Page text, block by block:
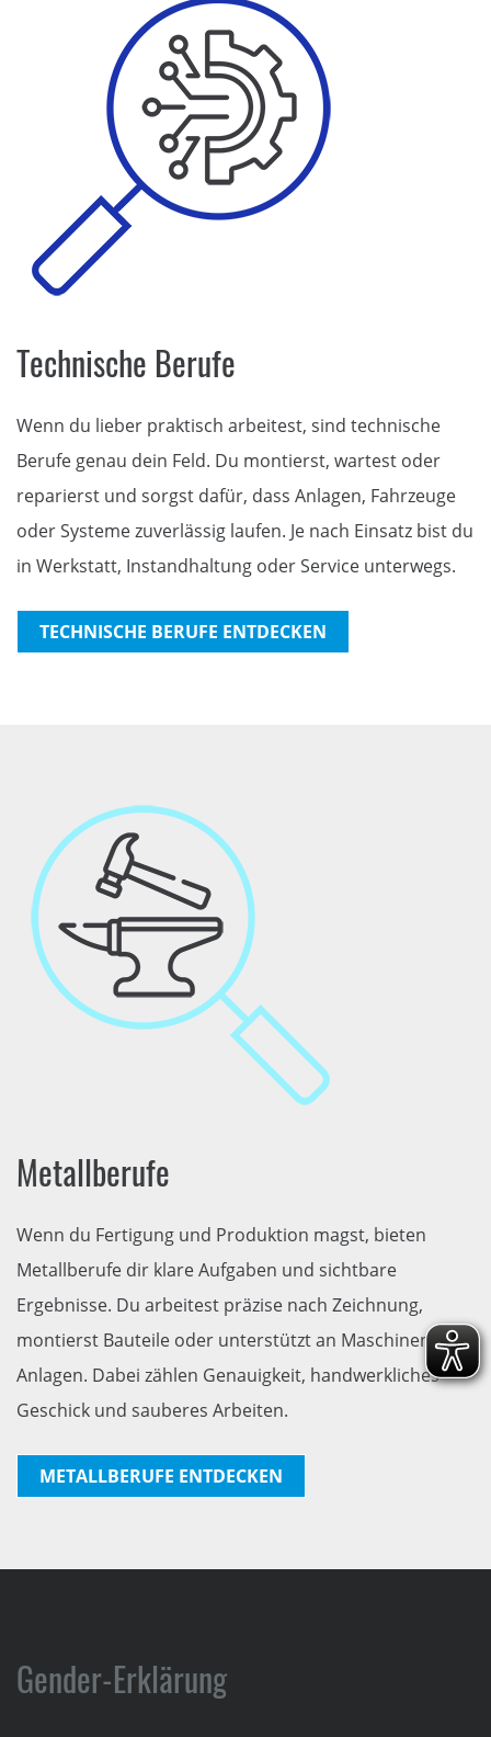
Technische Berufe
Wenn du lieber praktisch arbeitest, sind technische
Berufe genau dein Feld. Du montierst, wartest oder
reparierst und sorgst dafür, dass Anlagen, Fahrzeuge
oder Systeme zuverlässig laufen. Je nach Einsatz bist du
in Werkstatt, Instandhaltung oder Service unterwegs.
TECHNISCHE BERUFE ENTDECKEN
Metallberufe
Wenn du Fertigung und Produktion magst, bieten
Metallberufe dir klare Aufgaben und sichtbare
Ergebnisse. Du arbeitest präzise nach Zeichnung,
montierst Bauteile oder unterstützt an Maschinen und
Anlagen. Dabei zählen Genauigkeit, handwerkliches
Geschick und sauberes Arbeiten.
METALLBERUFE ENTDECKEN
Gender-Erklärung